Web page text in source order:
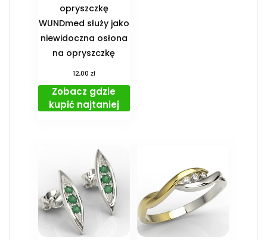
opryszczkę
WUNDmed służy jako
niewidoczna osłona
na opryszczkę
12,00 zł
Zobacz gdzie
kupić najtaniej